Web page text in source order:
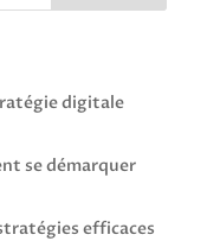
digitale
se démarquer
efficaces